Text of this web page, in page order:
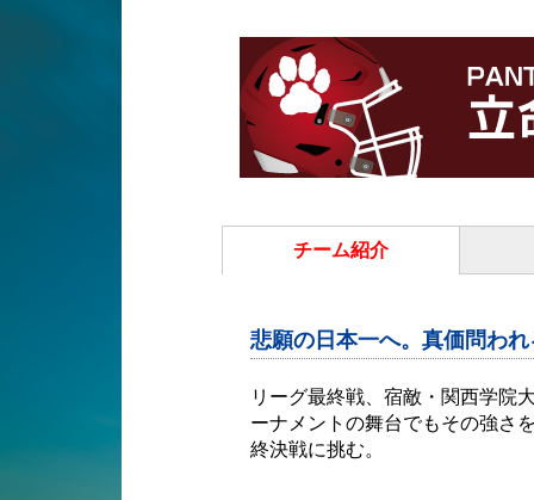
チーム紹介
悲願の日本一へ。真価問わ
リーグ最終戦、宿敵・関西学院
ーナメントの舞台でもその強さ
終決戦に挑む。